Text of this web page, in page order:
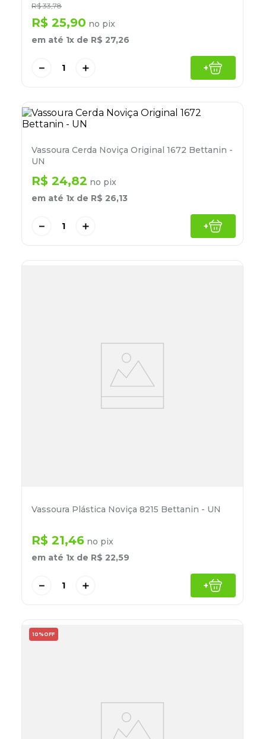
R$ 33,78
R$ 25,90 no pix
em até 1x de R$ 27,26
＋
－ +
Vassoura Cerda Noviça Original 1672 Bettanin -
UN
R$ 24,82 no pix
em até 1x de R$ 26,13
＋
－ +
Vassoura Plástica Noviça 8215 Bettanin - UN
R$ 21,46 no pix
em até 1x de R$ 22,59
＋
－ +
10% OFF
8º lapis
º marca texto